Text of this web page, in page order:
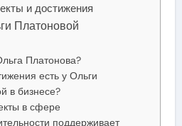
и достижения
Платоновой
Платонова?
есть у Ольги
в бизнесе?
в сфере
поддерживает